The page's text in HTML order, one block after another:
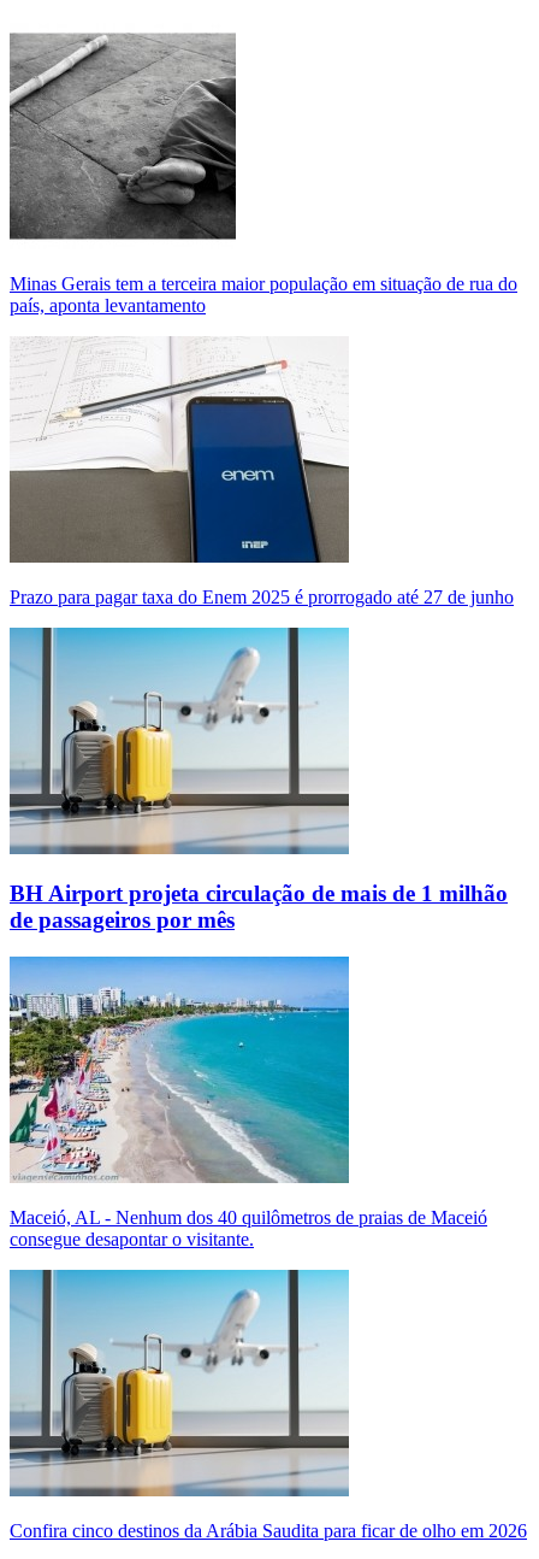
Minas Gerais tem a terceira maior população em situação de rua do
país, aponta levantamento
Prazo para pagar taxa do Enem 2025 é prorrogado até 27 de junho
BH Airport projeta circulação de mais de 1 milhão
de passageiros por mês
Maceió, AL - Nenhum dos 40 quilômetros de praias de Maceió
consegue desapontar o visitante.
Confira cinco destinos da Arábia Saudita para ficar de olho em 2026